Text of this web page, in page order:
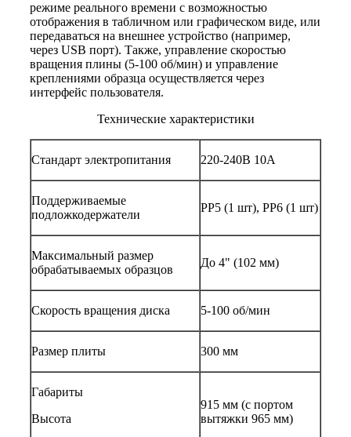
режиме реального времени с возможностью
отображения в табличном или графическом виде, или
передаваться на внешнее устройство (например,
через USB порт). Также, управление скоростью
вращения плины (5-100 об/мин) и управление
креплениями образца осуществляется через
интерфейс пользователя.
Технические характеристики
Стандарт электропитания 220-240В 10А
Поддерживаемые
подложкодержатели
PP5 (1 шт), PP6 (1 шт)
Максимальный размер
обрабатываемых образцов
До 4" (102 мм)
Скорость вращения диска 5-100 об/мин
Размер плиты 300 мм
Габариты
Высота
915 мм (с портом
вытяжки 965 мм)